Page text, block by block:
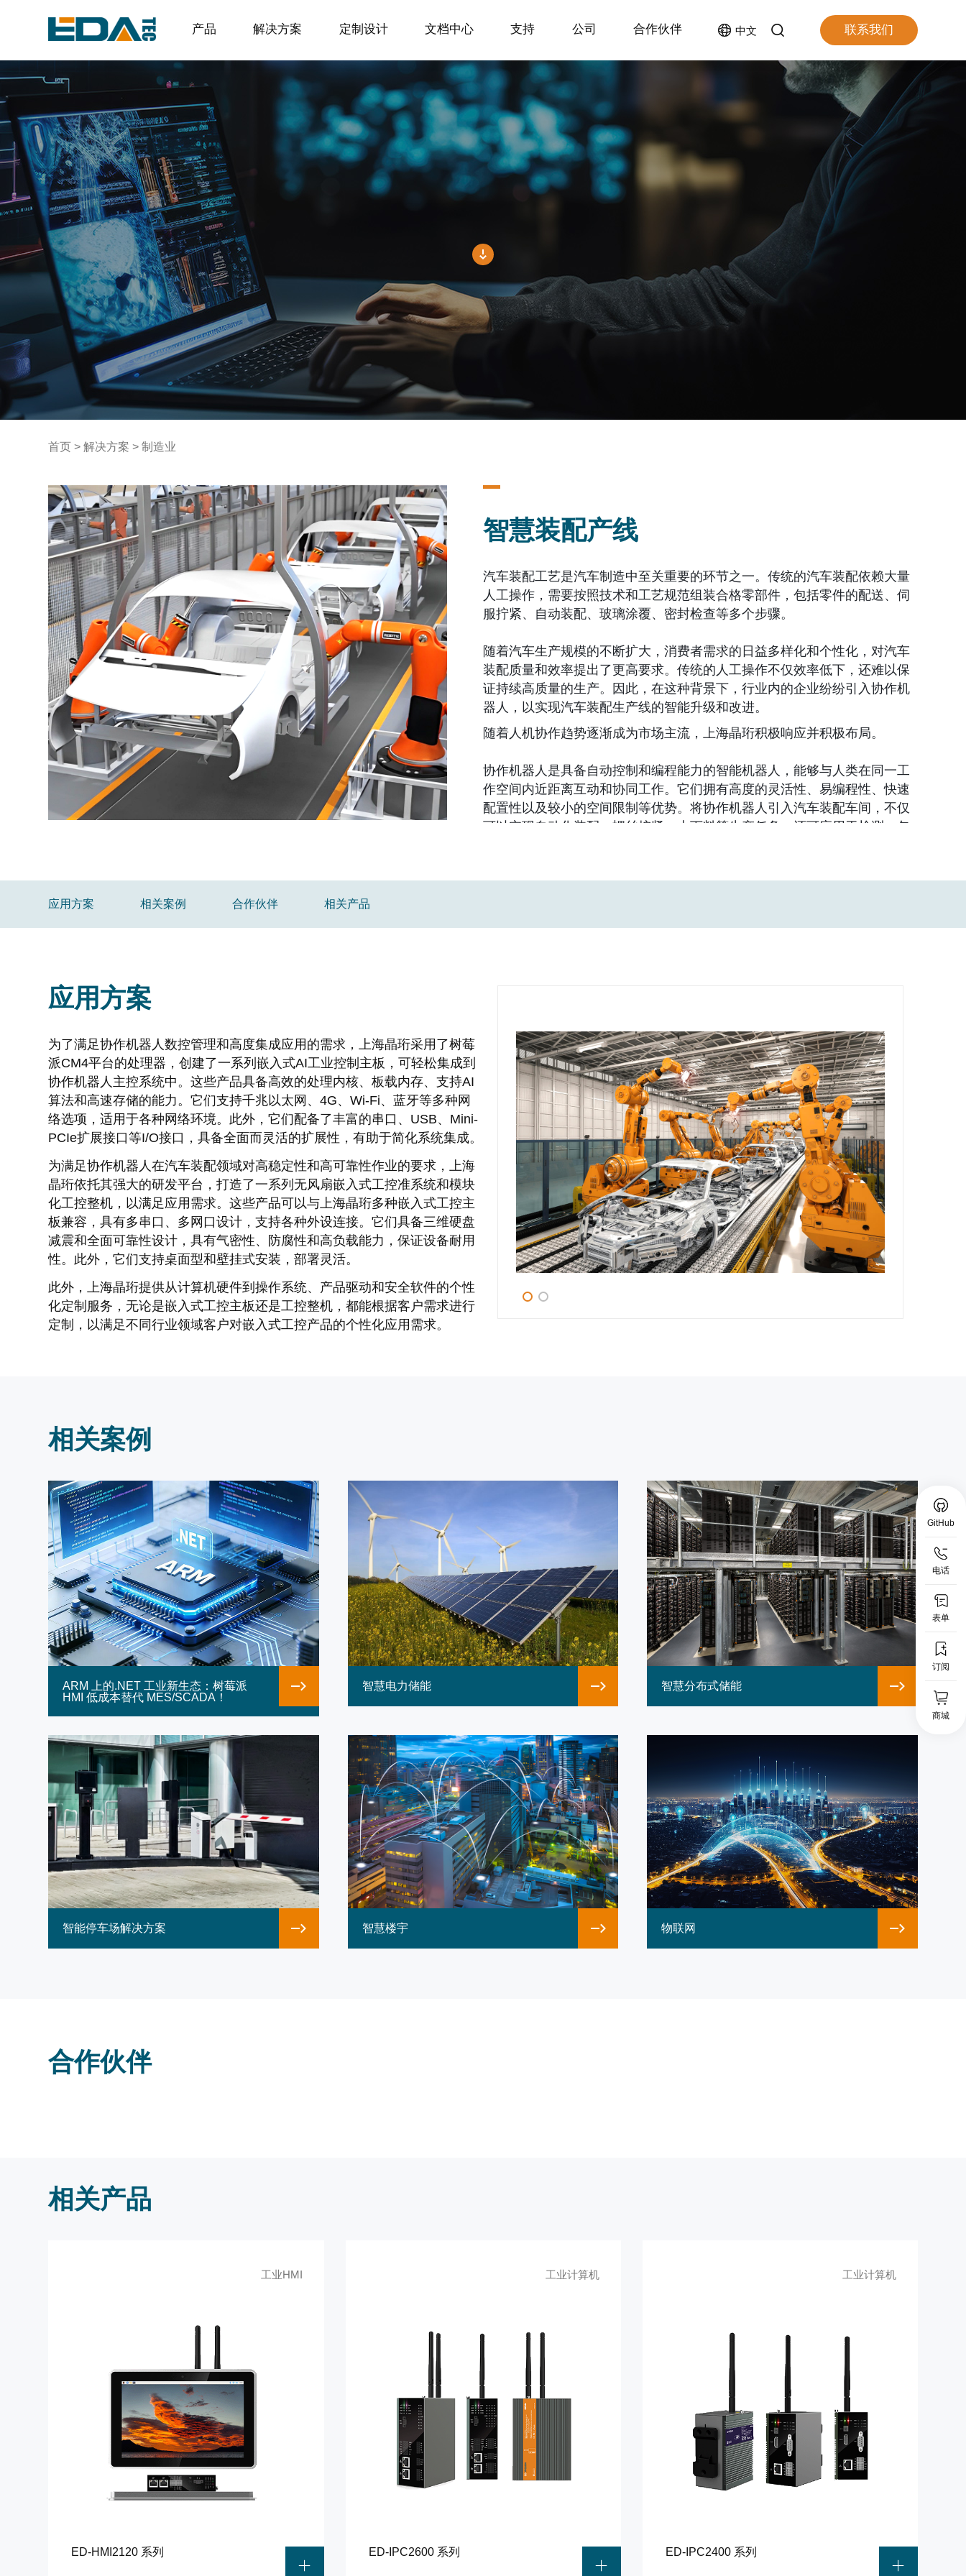
产品 解决方案 定制设计 文档中心 支持 公司 合作伙伴 中文 联系我们
首页 >解决方案 >制造业
智慧装配产线
汽车装配工艺是汽车制造中至关重要的环节之一。传统的汽车装配依赖大量
人工操作，需要按照技术和工艺规范组装合格零部件，包括零件的配送、伺
服拧紧、自动装配、玻璃涂覆、密封检查等多个步骤。
随着汽车生产规模的不断扩大，消费者需求的日益多样化和个性化，对汽车
装配质量和效率提出了更高要求。传统的人工操作不仅效率低下，还难以保
证持续高质量的生产。因此，在这种背景下，行业内的企业纷纷引入协作机
器人，以实现汽车装配生产线的智能升级和改进。
随着人机协作趋势逐渐成为市场主流，上海晶珩积极响应并积极布局。
协作机器人是具备自动控制和编程能力的智能机器人，能够与人类在同一工
作空间内近距离互动和协同工作。它们拥有高度的灵活性、易编程性、快速
配置性以及较小的空间限制等优势。将协作机器人引入汽车装配车间，不仅
可以实现自动化装配、螺丝拧紧、上下料等生产任务，还可应用于检测、包
够满足协作机器人在汽车装配领域所需的需求。
应用方案 相关案例 合作伙伴 相关产品
应用方案
为了满足协作机器人数控管理和高度集成应用的需求，上海晶珩采用了树莓
派CM4平台的处理器，创建了一系列嵌入式AI工业控制主板，可轻松集成到
协作机器人主控系统中。这些产品具备高效的处理内核、板载内存、支持AI
算法和高速存储的能力。它们支持千兆以太网、4G、Wi-Fi、蓝牙等多种网
络选项，适用于各种网络环境。此外，它们配备了丰富的串口、USB、Mini-
PCIe扩展接口等I/O接口，具备全面而灵活的扩展性，有助于简化系统集成。
为满足协作机器人在汽车装配领域对高稳定性和高可靠性作业的要求，上海
晶珩依托其强大的研发平台，打造了一系列无风扇嵌入式工控准系统和模块
化工控整机，以满足应用需求。这些产品可以与上海晶珩多种嵌入式工控主
板兼容，具有多串口、多网口设计，支持各种外设连接。它们具备三维硬盘
减震和全面可靠性设计，具有气密性、防腐性和高负载能力，保证设备耐用
性。此外，它们支持桌面型和壁挂式安装，部署灵活。
此外，上海晶珩提供从计算机硬件到操作系统、产品驱动和安全软件的个性
化定制服务，无论是嵌入式工控主板还是工控整机，都能根据客户需求进行
定制，以满足不同行业领域客户对嵌入式工控产品的个性化应用需求。
相关案例
ARM 上的.NET 工业新生态：树莓派
HMI 低成本替代 MES/SCADA！
智慧电力储能 智慧分布式储能
智能停车场解决方案 智慧楼宇 物联网
合作伙伴
相关产品
工业HMI
ED-HMI2120 系列
工业计算机
ED-IPC2600 系列
工业计算机
ED-IPC2400 系列
GitHub
电话
表单
订阅
商城